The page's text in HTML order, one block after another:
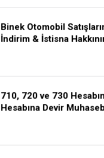
Binek Otomobil
İndirim & İstisna
710, 720 ve 730
Hesabına Devir